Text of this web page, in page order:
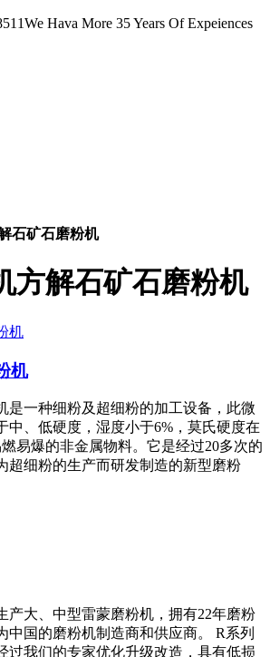
We Hava More 35 Years Of Expeiences
石矿石磨粉机
方解石矿石磨粉机
机
是一种细粉及超细粉的加工设备，此微
中、低硬度，湿度小于6%，莫氏硬度在
易爆的非金属物料。它是经过20多次的
超细粉的生产而研发制造的新型磨粉
产大、中型雷蒙磨粉机，拥有22年磨粉
中国的磨粉机制造商和供应商。 R系列
过我们的专家优化升级改造，具有低损